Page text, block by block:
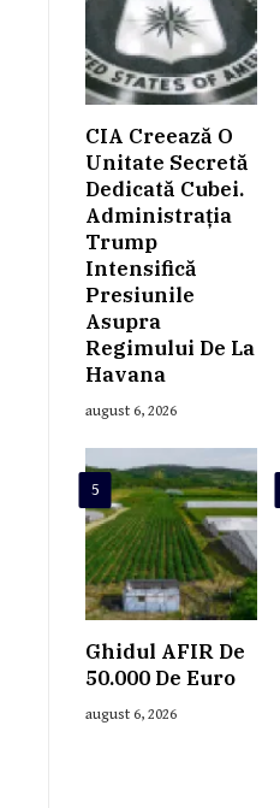
CIA Creează O
Unitate Secretă
Dedicată Cubei.
Administrația
Trump
Intensifică
Presiunile
Asupra
Regimului De La
Havana
august 6, 2026
5
Ghidul AFIR De
50.000 De Euro
august 6, 2026